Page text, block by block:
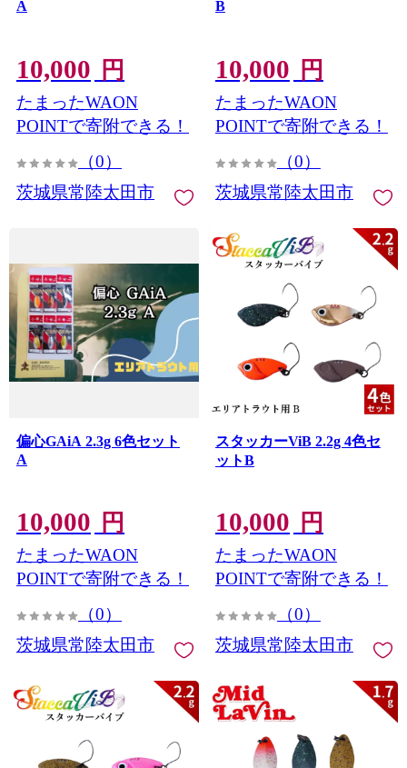
A
10,000 円
たまったWAON
POINTで寄附できる！
（0）
茨城県常陸太田市
B
10,000 円
たまったWAON
POINTで寄附できる！
（0）
茨城県常陸太田市
偏心GAiA 2.3g 6色セット
A
10,000 円
たまったWAON
POINTで寄附できる！
（0）
茨城県常陸太田市
スタッカーViB 2.2g 4色セ
ットB
10,000 円
たまったWAON
POINTで寄附できる！
（0）
茨城県常陸太田市